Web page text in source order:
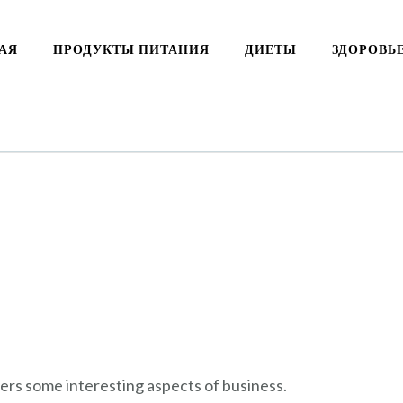
ПРОДУКТЫ ПИТАНИЯ ДИЕТЫ
some interesting aspects of business.